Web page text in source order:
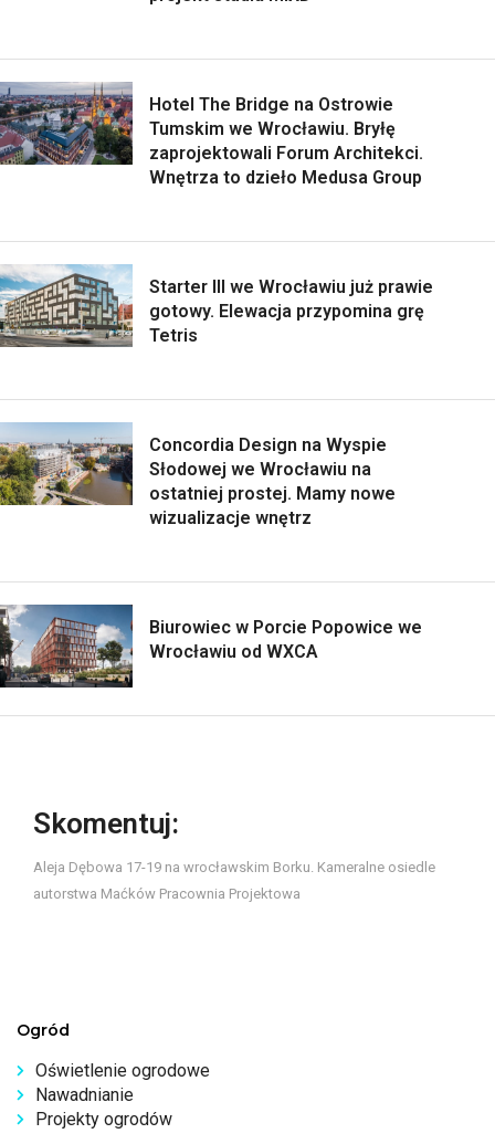
Hotel The Bridge na Ostrowie
Tumskim we Wrocławiu. Bryłę
zaprojektowali Forum Architekci.
Wnętrza to dzieło Medusa Group
Starter III we Wrocławiu już prawie
gotowy. Elewacja przypomina grę
Tetris
Concordia Design na Wyspie
Słodowej we Wrocławiu na
ostatniej prostej. Mamy nowe
wizualizacje wnętrz
Biurowiec w Porcie Popowice we
Wrocławiu od WXCA
Skomentuj:
Aleja Dębowa 17-19 na wrocławskim Borku. Kameralne osiedle
autorstwa Maćków Pracownia Projektowa
Ogród
Oświetlenie ogrodowe
Nawadnianie
Projekty ogrodów